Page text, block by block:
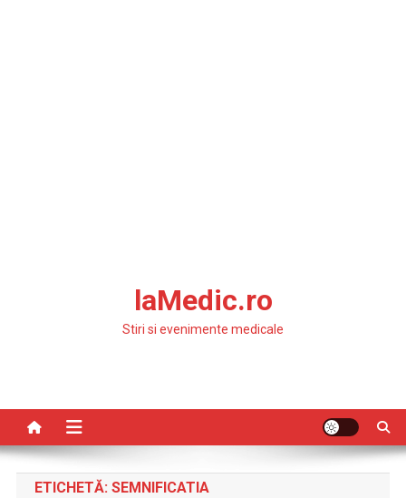
laMedic.ro
Stiri si evenimente medicale
ETICHETĂ: SEMNIFICATIA